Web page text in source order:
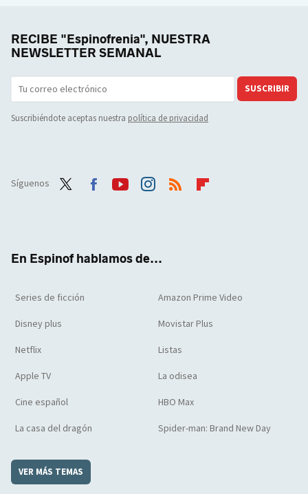
RECIBE "Espinofrenia", NUESTRA
NEWSLETTER SEMANAL
SUSCRIBIR
Suscribiéndote aceptas nuestra política de privacidad
Síguenos
En Espinof hablamos de...
Series de ficción Amazon Prime Video
Disney plus Movistar Plus
Netflix Listas
Apple TV La odisea
Cine español HBO Max
La casa del dragón Spider-man: Brand New Day
VER MÁS TEMAS